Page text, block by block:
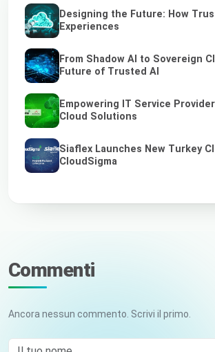
Designing the Future: How
Experiences
From Shadow AI to Sovereign
Future of Trusted AI
Empowering IT Service
Cloud Solutions
Siaflex Launches New Turkey
CloudSigma
Commenti
Ancora nessun commento. Scrivi il primo.
Il tuo nome